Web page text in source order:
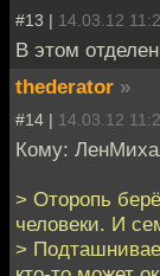
#13 | 14.03.12
В этом
thederator »
#14 | 14.03.12
Кому:
> Оторопь
человеки. И
>